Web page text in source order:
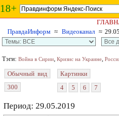
18+
ПравдаИнформ ≈ Видеоканал ≈
Тэги: Война в Сирии, Кризис на Украине,
Обычный вид
300
Картинки
4
5 6 7
Период: 29.05.2019